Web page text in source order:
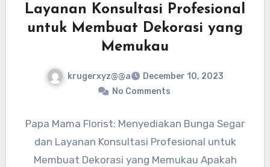
Layanan Konsultasi Profesional
untuk Membuat Dekorasi yang
Memukau
krugerxyz@@a
December 10, 2023
No Comments
Papa Mama Florist: Menyediakan Bunga Segar
dan Layanan Konsultasi Profesional untuk
Membuat Dekorasi yang Memukau Apakah